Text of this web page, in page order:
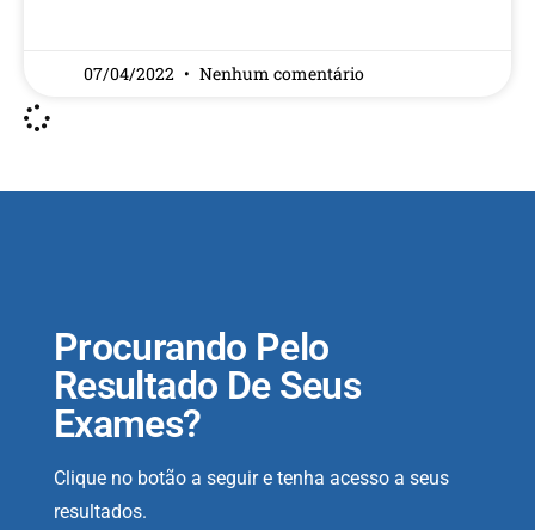
07/04/2022 Nenhum comentário
Procurando Pelo
Resultado De Seus
Exames?
Clique no botão a seguir e tenha acesso a seus
resultados.